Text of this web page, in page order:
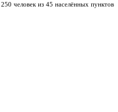
человек из 45 населённых пунктов